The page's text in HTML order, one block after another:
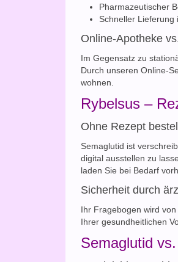
Pharmazeutischer
Schneller Lieferung
Online-Apotheke
Im Gegensatz zu
Durch unseren Online-
wohnen.
Rybelsus –
Ohne Rezept
Semaglutid ist
digital ausstellen zu
laden Sie bei Bedarf
Sicherheit durch
Ihr Fragebogen wird
Ihrer gesundheitlichen
Semaglutid